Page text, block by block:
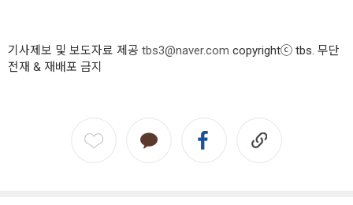
기사제보 및 보도자료 제공 tbs3@naver.com copyrightⓒ tbs. 무단
전재 & 재배포 금지